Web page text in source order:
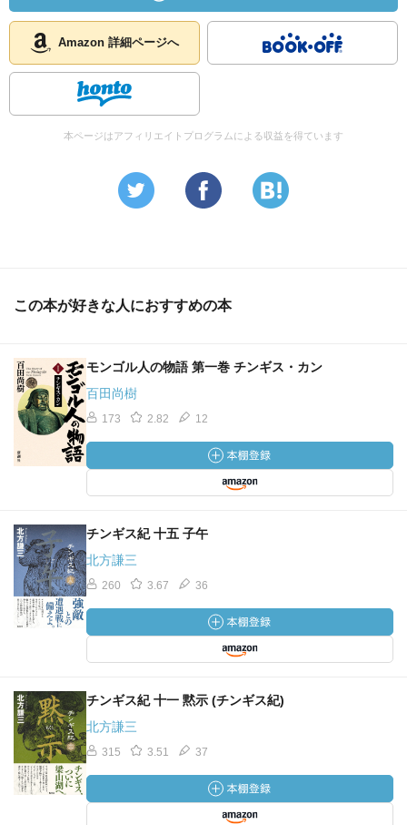
Amazon 詳細ページへ
本ページはアフィリエイトプログラムによる収益を得ています
この本が好きな人におすすめの本
モンゴル人の物語 第一巻 チンギス・カン
百田尚樹
173 2.82 12
チンギス紀 十五 子午
北方謙三
260 3.67 36
チンギス紀 十一 黙示 (チンギス紀)
北方謙三
315 3.51 37